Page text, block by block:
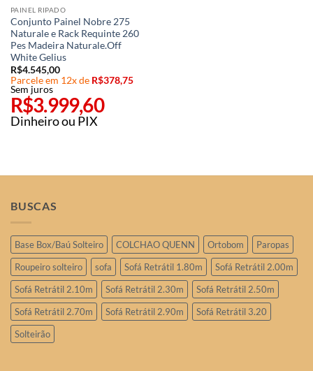
PAINEL RIPADO
Conjunto Painel Nobre 275
Naturale e Rack Requinte 260
Pes Madeira Naturale.Off
White Gelius
R$4.545,00
Parcele em 12x de R$378,75
Sem juros
R$3.999,60
Dinheiro ou PIX
BUSCAS
Base Box/Baú Solteiro COLCHAO QUENN Ortobom
Paropas
Roupeiro solteiro
sofa Sofá Retrátil 1.80m
Sofá Retrátil 2.00m
Sofá Retrátil 2.10m
Sofá Retrátil 2.30m
Sofá Retrátil 2.50m
Sofá Retrátil 2.70m
Sofá Retrátil 2.90m
Sofá Retrátil 3.20
Solteirão